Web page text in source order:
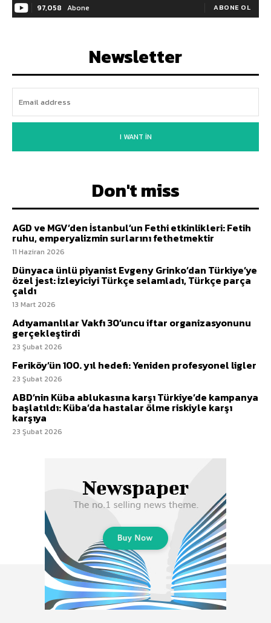
97,058 Abone ABONE OL
Newsletter
I WANT IN
Don't miss
AGD ve MGV’den İstanbul’un Fethi etkinlikleri: Fetih
ruhu, emperyalizmin surlarını fethetmektir
11 Haziran 2026
Dünyaca ünlü piyanist Evgeny Grinko’dan Türkiye’ye
özel jest: İzleyiciyi Türkçe selamladı, Türkçe parça
çaldı
13 Mart 2026
Adıyamanlılar Vakfı 30’uncu iftar organizasyonunu
gerçekleştirdi
23 Şubat 2026
Feriköy’ün 100. yıl hedefi: Yeniden profesyonel ligler
23 Şubat 2026
ABD’nin Küba ablukasına karşı Türkiye’de kampanya
başlatıldı: Küba’da hastalar ölme riskiyle karşı
karşıya
23 Şubat 2026